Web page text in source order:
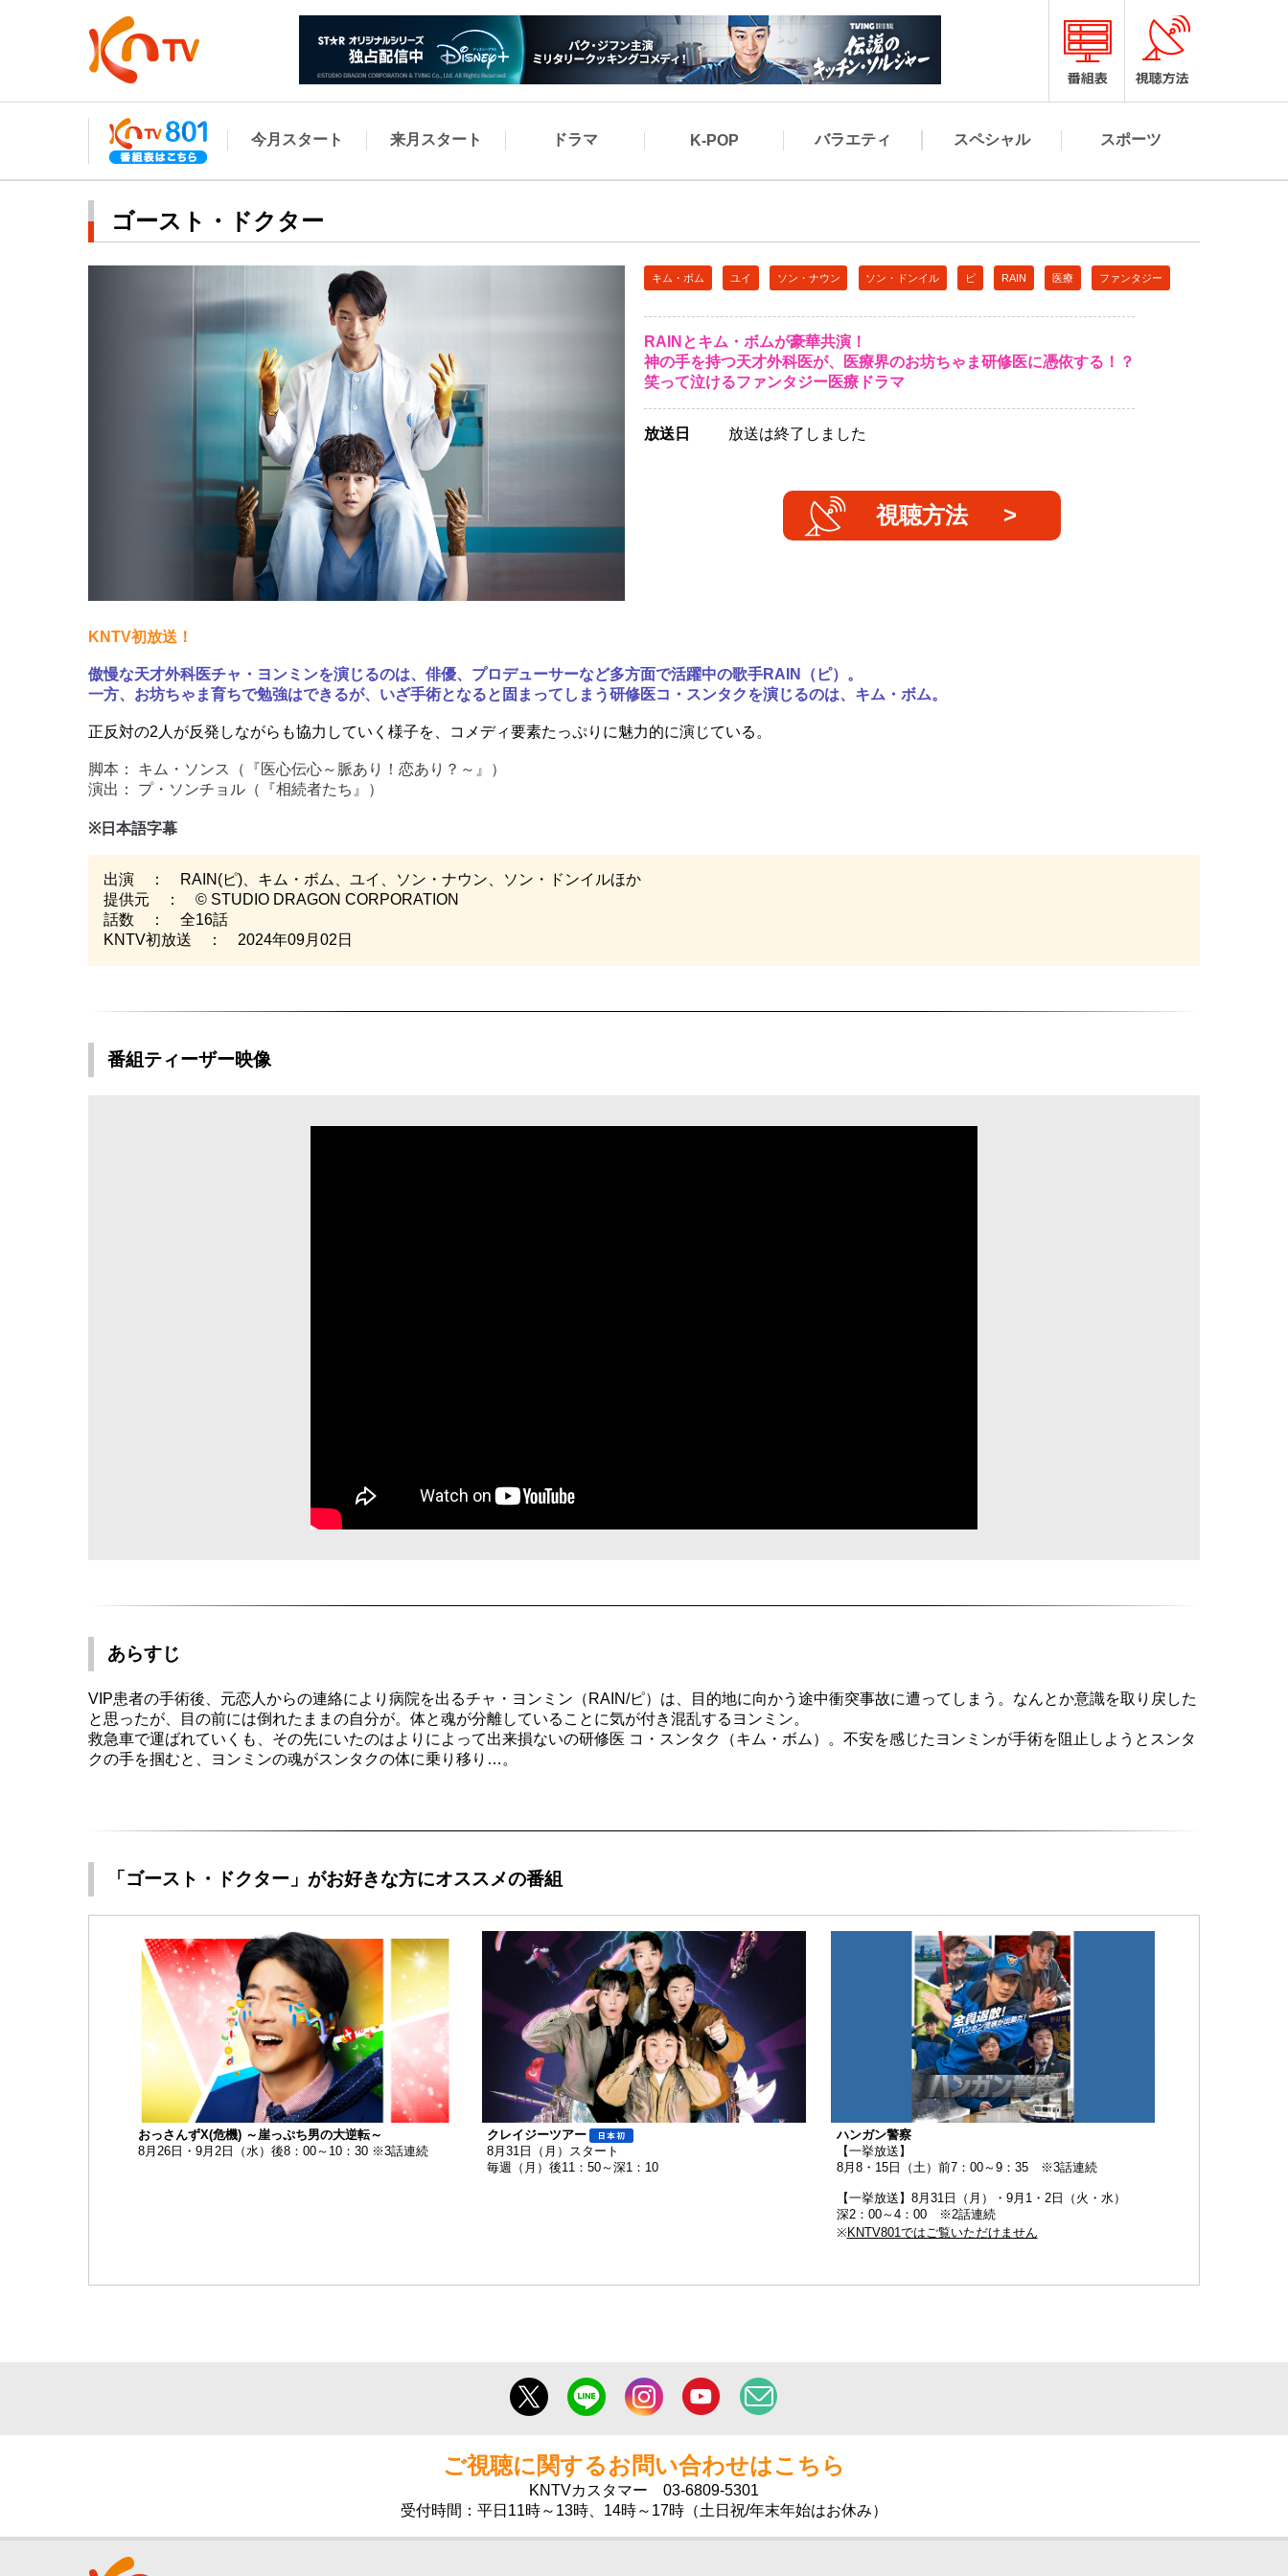
今月スタート 来月スタート ドラマ K-POP バラエティ スペシャル スポーツ
ゴースト・ドクター
キム・ボム ユイ ソン・ナウン ソン・ドンイル ピ RAIN 医療 ファンタジー
RAINとキム・ボムが豪華共演！
神の手を持つ天才外科医が、医療界のお坊ちゃま研修医に憑依する！？
笑って泣けるファンタジー医療ドラマ
放送日 放送は終了しました
視聴方法
KNTV初放送！
傲慢な天才外科医チャ・ヨンミンを演じるのは、俳優、プロデューサーなど多方面で活躍中の歌手RAIN（ピ）。
一方、お坊ちゃま育ちで勉強はできるが、いざ手術となると固まってしまう研修医コ・スンタクを演じるのは、キム・ボム。
正反対の2人が反発しながらも協力していく様子を、コメディ要素たっぷりに魅力的に演じている。
脚本： キム・ソンス（『医心伝心～脈あり！恋あり？～』）
演出： プ・ソンチョル（『相続者たち』）
※日本語字幕
出演 ： RAIN(ピ)、キム・ボム、ユイ、ソン・ナウン、ソン・ドンイルほか
提供元 ： © STUDIO DRAGON CORPORATION
話数 ： 全16話
KNTV初放送 ： 2024年09月02日
番組ティーザー映像
あらすじ
VIP患者の手術後、元恋人からの連絡により病院を出るチャ・ヨンミン（RAIN/ピ）は、目的地に向かう途中衝突事故に遭ってしまう。なんとか意識を取り戻した
と思ったが、目の前には倒れたままの自分が。体と魂が分離していることに気が付き混乱するヨンミン。
救急車で運ばれていくも、その先にいたのはよりによって出来損ないの研修医 コ・スンタク（キム・ボム）。不安を感じたヨンミンが手術を阻止しようとスンタ
クの手を掴むと、ヨンミンの魂がスンタクの体に乗り移り…。
「ゴースト・ドクター」がお好きな方にオススメの番組
おっさんずX(危機) ～崖っぷち男の大逆転～
8月26日・9月2日（水）後8：00～10：30 ※3話連続
クレイジーツアー
8月31日（月）スタート
毎週（月）後11：50～深1：10
ハンガン警察
【一挙放送】
8月8・15日（土）前7：00～9：35 ※3話連続
【一挙放送】8月31日（月）・9月1・2日（火・水）
深2：00～4：00 ※2話連続
※ KNTV801ではご覧いただけません
ご視聴に関するお問い合わせはこちら
KNTVカスタマー 03-6809-5301
受付時間：平日11時～13時、14時～17時（土日祝/年末年始はお休み）